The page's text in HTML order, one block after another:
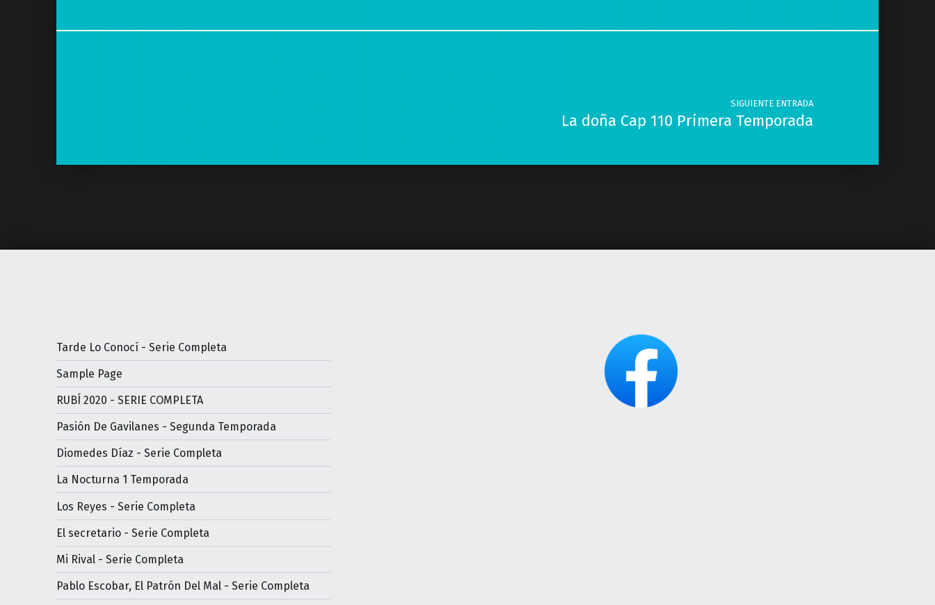
SIGUIENTE ENTRADA
La doña Cap 110 Primera Temporada
Tarde Lo Conocí - Serie Completa
Sample Page
RUBÍ 2020 - SERIE COMPLETA
Pasión De Gavilanes - Segunda Temporada
Diomedes Díaz - Serie Completa
La Nocturna 1 Temporada
Los Reyes - Serie Completa
El secretario - Serie Completa
Mi Rival - Serie Completa
Pablo Escobar, El Patrón Del Mal - Serie Completa